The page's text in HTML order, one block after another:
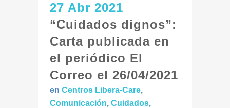
27 Abr 2021
“Cuidados dignos”:
Carta publicada en
el periódico El
Correo el 26/04/2021
en Centros Libera-Care,
Comunicación, Cuidados,